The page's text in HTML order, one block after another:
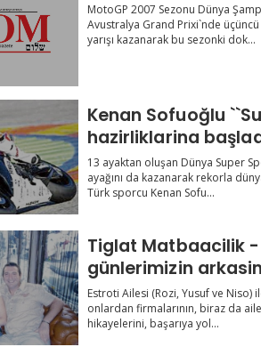
MotoGP 2007 Sezonu Dünya
Avustralya Grand Prixi`nde üçüncü
yarışı kazanarak bu sezonki dok...
Kenan Sofuoğlu
hazirliklarina
13 ayaktan oluşan Dünya Super
ayağını da kazanarak rekorla
Türk sporcu Kenan Sofu...
Tiglat Matbaacilik -
günlerimizin
Estroti Ailesi (Rozi, Yusuf ve Niso)
onlardan firmalarının, biraz da
hikayelerini, başarıya yol...